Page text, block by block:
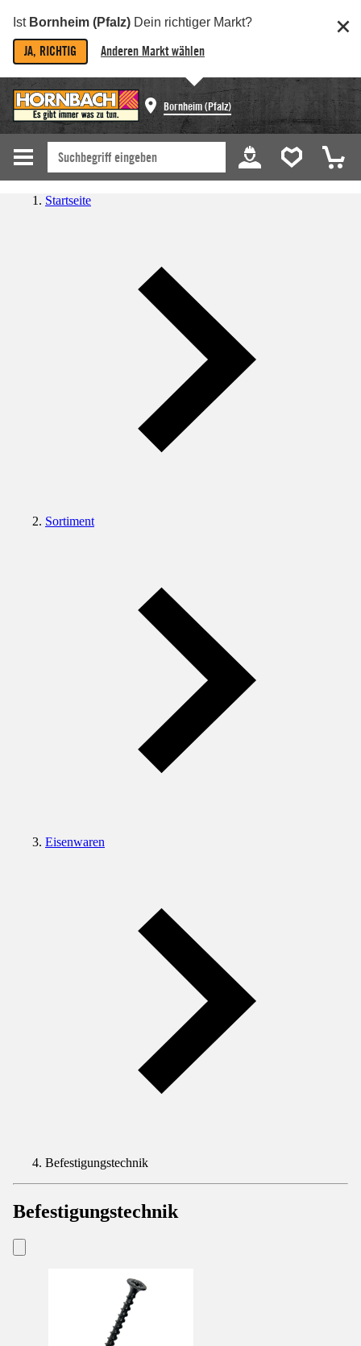
Ist Bornheim (Pfalz) Dein richtiger Markt?
JA, RICHTIG Anderen Markt wählen
Bornheim (Pfalz)
Startseite
Sortiment
Eisenwaren
Befestigungstechnik
Befestigungstechnik